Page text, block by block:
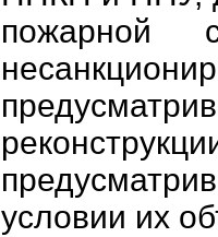
пожарной
условии их